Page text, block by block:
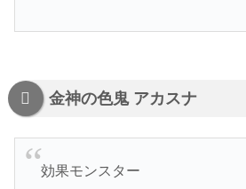
金神の色鬼 アカスナ
効果モンスター